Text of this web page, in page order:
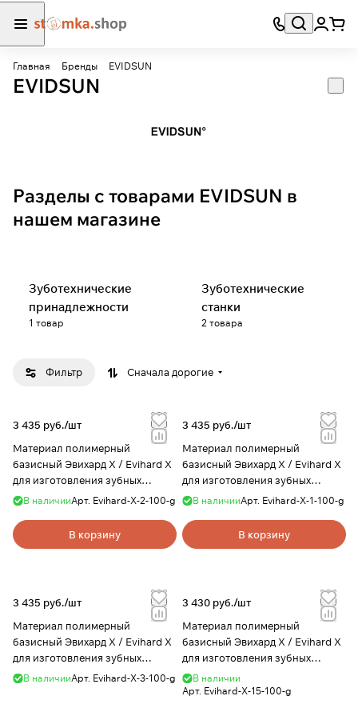
Главная Бренды EVIDSUN
EVIDSUN
Разделы с товарами EVIDSUN в
нашем магазине
Зуботехнические
принадлежности
1 товар
Зуботехнические
станки
2 товара
Фильтр Сначала дорогие
3 435 руб./шт
Материал полимерный
базисный Эвихард Х / Evihard X
для изготовления зубных
протезов, цвет 2, 100 г, Evidsun
В наличииАрт. Evihard-X-2-100-g
В корзину
3 435 руб./шт
Материал полимерный
базисный Эвихард Х / Evihard X
для изготовления зубных
протезов, цвет 1, 100 г, Evidsun
В наличииАрт. Evihard-X-1-100-g
В корзину
3 435 руб./шт
Материал полимерный
базисный Эвихард Х / Evihard X
для изготовления зубных
протезов, цвет 3, 100 г, Evidsun
В наличииАрт. Evihard-X-3-100-g
3 430 руб./шт
Материал полимерный
базисный Эвихард Х / Evihard X
для изготовления зубных
протезов, цвет 15, 100 г, Evidsun
В наличии
Арт. Evihard-X-15-100-g